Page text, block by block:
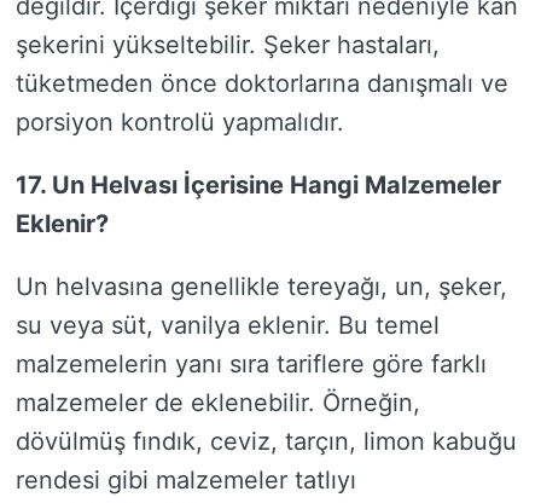
değildir. İçerdiği şeker miktarı nedeniyle kan
şekerini yükseltebilir. Şeker hastaları,
tüketmeden önce doktorlarına danışmalı ve
porsiyon kontrolü yapmalıdır.
17. Un Helvası İçerisine Hangi Malzemeler
Eklenir?
Un helvasına genellikle tereyağı, un, şeker,
su veya süt, vanilya eklenir. Bu temel
malzemelerin yanı sıra tariflere göre farklı
malzemeler de eklenebilir. Örneğin,
dövülmüş fındık, ceviz, tarçın, limon kabuğu
rendesi gibi malzemeler tatlıyı